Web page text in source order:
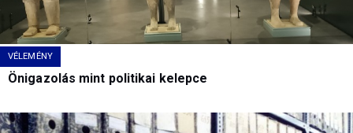
VÉLEMÉNY
Önigazolás mint politikai kelepce